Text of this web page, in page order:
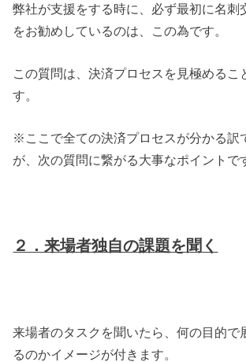
弊社が支援をする時に、必ず最初に名刺
をお勧めしているのは、この為です。
この質問は、決済プロセスを見極めるこ
す。
※ここで全ての決済プロセスが分かる訳
が、次の質問に繋がる大事なポイントで
２．来場者独自の課題を聞く
来場者のタスクを聞いたら、何の目的で
るのかイメージが付きます。